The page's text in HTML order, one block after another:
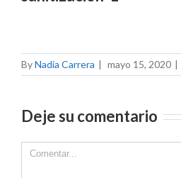
ByNadia Carrera | mayo 15, 2020 |
Deje su comentario
Comment